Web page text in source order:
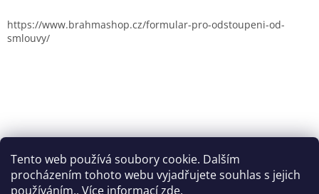
Tento web používá soubory cookie. Dalším
procházením tohoto webu vyjadřujete souhlas s jejich
používáním.. Více informacízde.
https://www.brahmashop.cz/formular-pro-odstoupeni-od-
smlouvy/